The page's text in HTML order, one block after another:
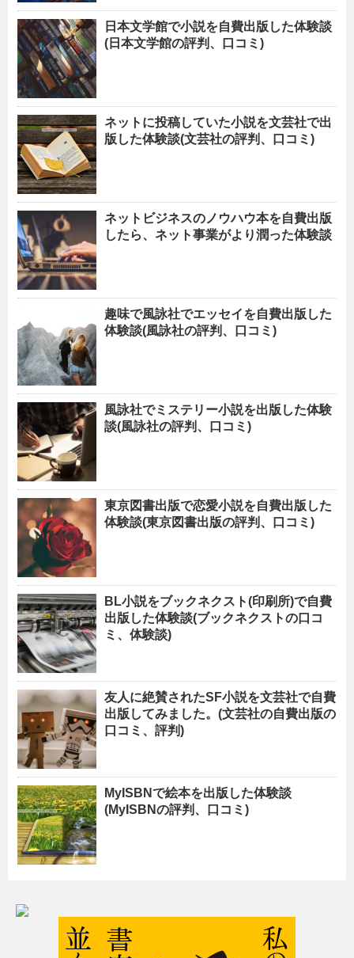
日本文学館で小説を自費出版した体験談
(日本文学館の評判、口コミ)
ネットに投稿していた小説を文芸社で出
版した体験談(文芸社の評判、口コミ)
ネットビジネスのノウハウ本を自費出版
したら、ネット事業がより潤った体験談
趣味で風詠社でエッセイを自費出版した
体験談(風詠社の評判、口コミ)
風詠社でミステリー小説を出版した体験
談(風詠社の評判、口コミ)
東京図書出版で恋愛小説を自費出版した
体験談(東京図書出版の評判、口コミ)
BL小説をブックネクスト(印刷所)で自費
出版した体験談(ブックネクストの口コ
ミ、体験談)
友人に絶賛されたSF小説を文芸社で自費
出版してみました。(文芸社の自費出版の
口コミ、評判)
MyISBNで絵本を出版した体験談
(MyISBNの評判、口コミ)